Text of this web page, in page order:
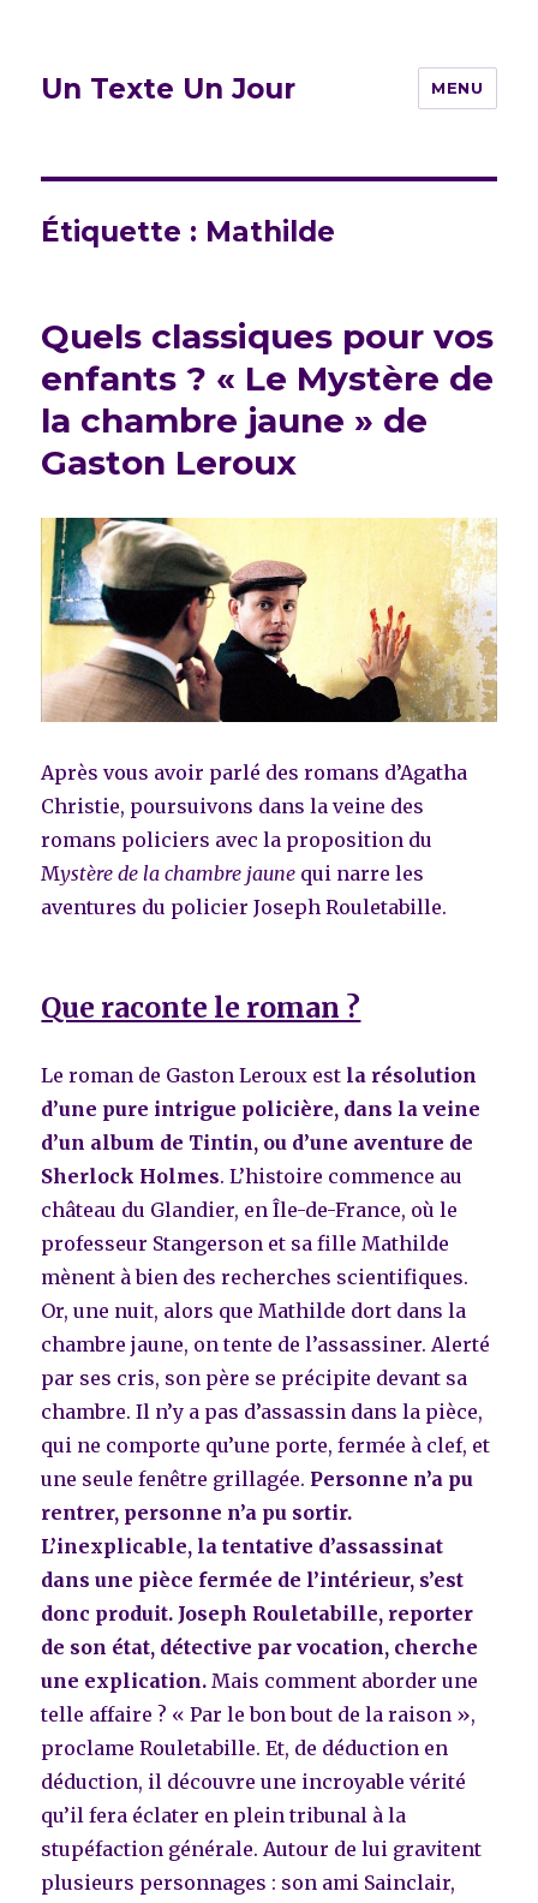
Un Texte Un Jour MENU
Étiquette : Mathilde
Quels classiques pour vos
enfants ? « Le Mystère de
la chambre jaune » de
Gaston Leroux
Après vous avoir parlé des romans d’Agatha
Christie, poursuivons dans la veine des
romans policiers avec la proposition du
Mystère de la chambre jaune qui narre les
aventures du policier Joseph Rouletabille.
Que raconte le roman ?
Le roman de Gaston Leroux est la résolution
d’une pure intrigue policière, dans la veine
d’un album de Tintin, ou d’une aventure de
Sherlock Holmes. L’histoire commence au
château du Glandier, en Île-de-France, où le
professeur Stangerson et sa fille Mathilde
mènent à bien des recherches scientifiques.
Or, une nuit, alors que Mathilde dort dans la
chambre jaune, on tente de l’assassiner. Alerté
par ses cris, son père se précipite devant sa
chambre. Il n’y a pas d’assassin dans la pièce,
qui ne comporte qu’une porte, fermée à clef, et
une seule fenêtre grillagée. Personne n’a pu
rentrer, personne n’a pu sortir.
L’inexplicable, la tentative d’assassinat
dans une pièce fermée de l’intérieur, s’est
donc produit. Joseph Rouletabille, reporter
de son état, détective par vocation, cherche
une explication. Mais comment aborder une
telle affaire ? « Par le bon bout de la raison »,
proclame Rouletabille. Et, de déduction en
déduction, il découvre une incroyable vérité
qu’il fera éclater en plein tribunal à la
stupéfaction générale. Autour de lui gravitent
plusieurs personnages : son ami Sainclair,